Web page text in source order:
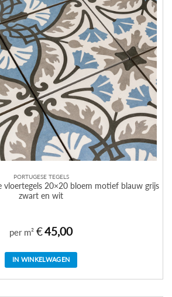
PORTUGESE TEGELS
vloertegels 20×20 bloem motief blauw grijs
zwart en wit
per m² €45,00
IN WINKELWAGEN